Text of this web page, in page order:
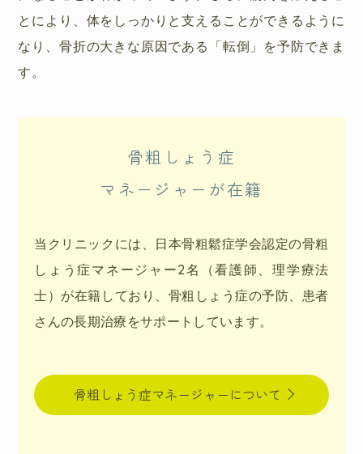
とにより、体をしっかりと支えることができるように
なり、骨折の大きな原因である「転倒」を予防できま
す。
骨粗しょう症
マネージャーが在籍
当クリニックには、日本骨粗鬆症学会認定の骨粗
しょう症マネージャー2名（看護師、理学療法
士）が在籍しており、骨粗しょう症の予防、患者
さんの長期治療をサポートしています。
骨粗しょう症マネージャーについて